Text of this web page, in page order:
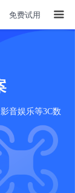
免费试用 끀
音娱乐等3C数